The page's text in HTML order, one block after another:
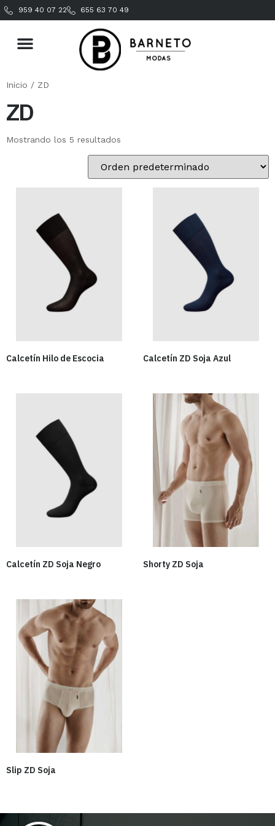
959 40 07 22 655 63 70 49
Inicio / ZD
ZD
Mostrando los 5 resultados
Calcetín Hilo de Escocia Calcetín ZD Soja Azul
Calcetín ZD Soja Negro Shorty ZD Soja
Slip ZD Soja